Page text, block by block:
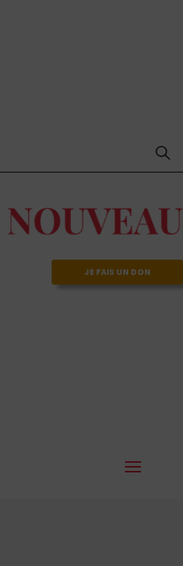
JE FAIS UN DON